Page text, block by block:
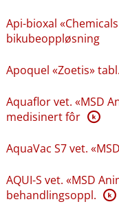
Api-bioxal
bikubeoppløsning
Apoquel «Zoetis»
Aquaflor vet. «MSD
medisinert fôr K
AquaVac S7 vet.
AQUI-S vet. «MSD
behandlingsoppl. K